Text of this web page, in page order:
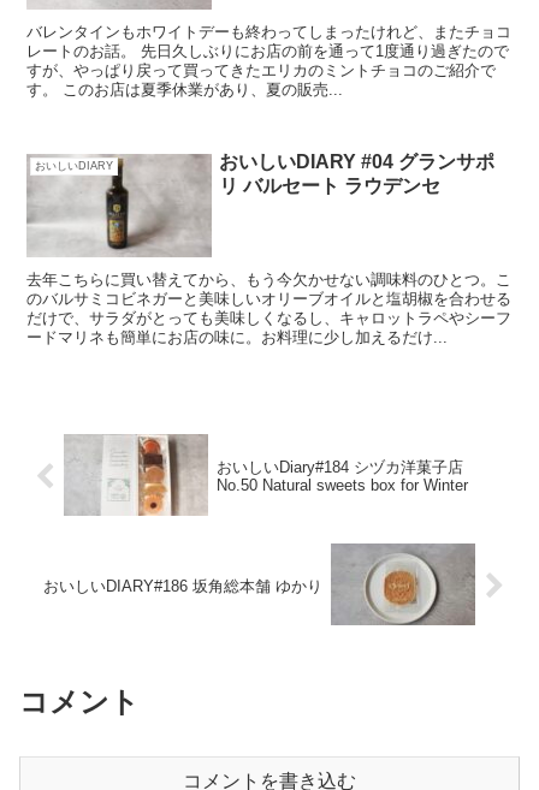
バレンタインもホワイトデーも終わってしまったけれど、またチョコ
レートのお話。 先日久しぶりにお店の前を通って1度通り過ぎたので
すが、やっぱり戻って買ってきたエリカのミントチョコのご紹介で
す。 このお店は夏季休業があり、夏の販売...
おいしいDIARY
おいしいDIARY #04 グランサポ
リ バルセート ラウデンセ
去年こちらに買い替えてから、もう今欠かせない調味料のひとつ。こ
のバルサミコビネガーと美味しいオリーブオイルと塩胡椒を合わせる
だけで、サラダがとっても美味しくなるし、キャロットラペやシーフ
ードマリネも簡単にお店の味に。お料理に少し加えるだけ...
おいしいDiary#184 シヅカ洋菓子店
No.50 Natural sweets box for Winter
おいしいDIARY#186 坂角総本舗 ゆかり
コメント
コメントを書き込む